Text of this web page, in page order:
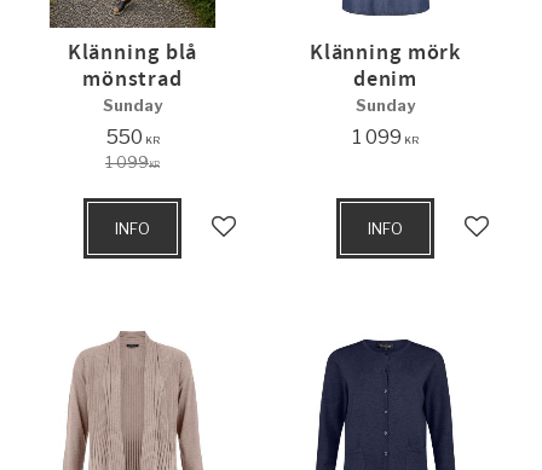
Klänning blå
mönstrad
Sunday
550 KR
1 099KR
Lägg till i favoriter
INFO
Klänning mörk
denim
Sunday
1 099 KR
Lägg
INFO